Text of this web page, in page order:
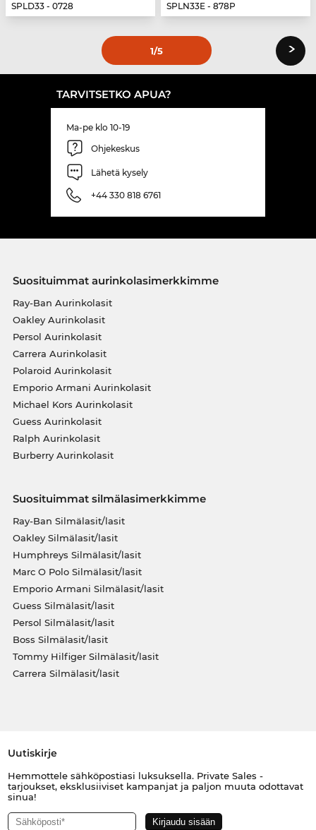
SPLD33 - 0728
SPLN33E - 878P
1/5 ›
TARVITSETKO APUA?
Ma-pe klo 10-19
Ohjekeskus
Lähetä kysely
+44 330 818 6761
Suosituimmat aurinkolasimerkkimme
Ray-Ban Aurinkolasit
Oakley Aurinkolasit
Persol Aurinkolasit
Carrera Aurinkolasit
Polaroid Aurinkolasit
Emporio Armani Aurinkolasit
Michael Kors Aurinkolasit
Guess Aurinkolasit
Ralph Aurinkolasit
Burberry Aurinkolasit
Suosituimmat silmälasimerkkimme
Ray-Ban Silmälasit/lasit
Oakley Silmälasit/lasit
Humphreys Silmälasit/lasit
Marc O Polo Silmälasit/lasit
Emporio Armani Silmälasit/lasit
Guess Silmälasit/lasit
Persol Silmälasit/lasit
Boss Silmälasit/lasit
Tommy Hilfiger Silmälasit/lasit
Carrera Silmälasit/lasit
Uutiskirje
Hemmottele sähköpostiasi luksuksella. Private Sales -
tarjoukset, eksklusiiviset kampanjat ja paljon muuta odottavat
sinua!